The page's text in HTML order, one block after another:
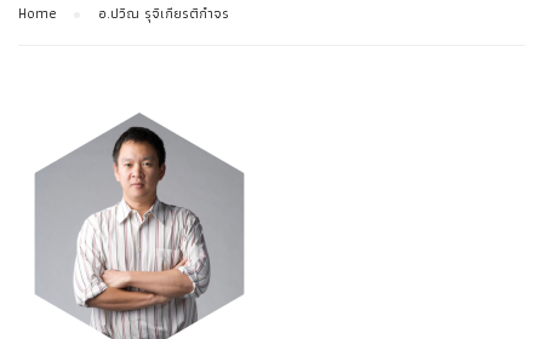
Home อ.ปวิณ รุจิเกียรติกำจร